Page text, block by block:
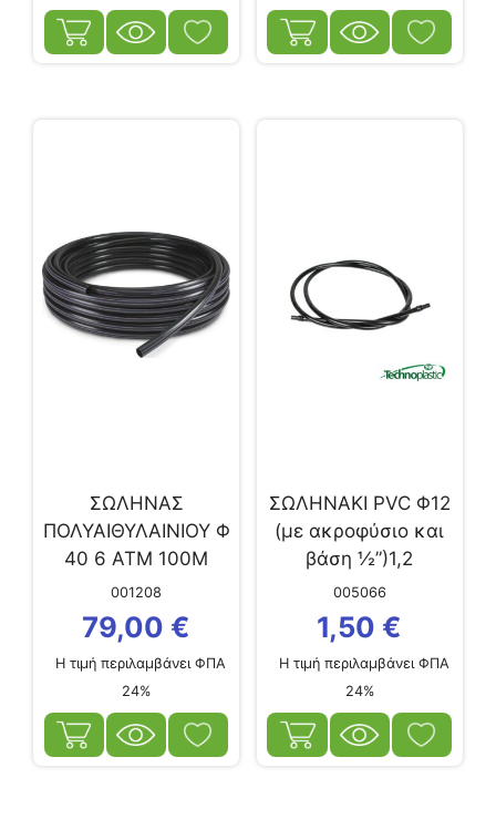
ΣΩΛΗΝΑΣ
ΠΟΛΥΑΙΘΥΛΑΙΝΙΟΥ Φ
40 6 ΑΤΜ 100Μ
001208
79,00 €
Η τιμή περιλαμβάνει ΦΠΑ
24%
ΣΩΛΗΝΑΚΙ PVC Φ12
(με ακροφύσιο και
βάση ½”)1,2
005066
1,50 €
Η τιμή περιλαμβάνει ΦΠΑ
24%